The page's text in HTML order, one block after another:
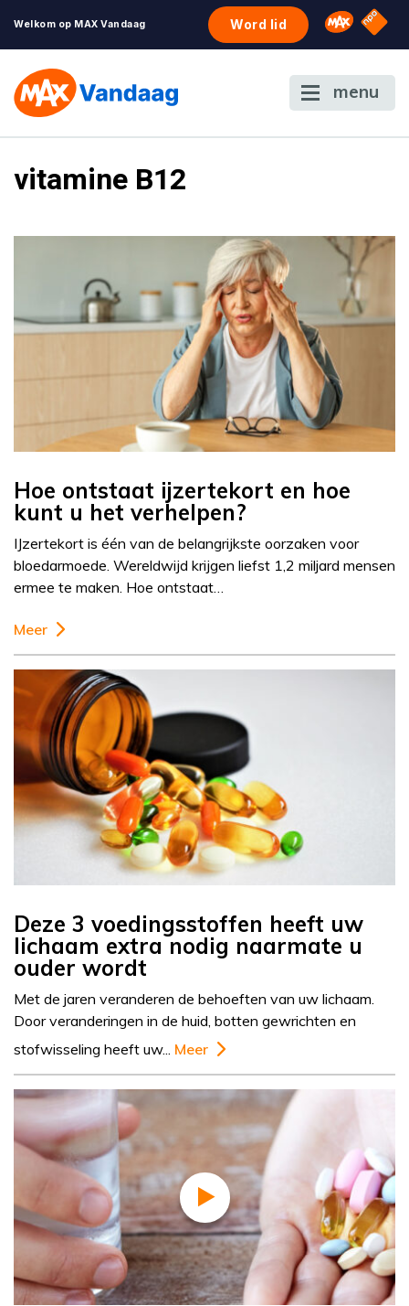
Welkom op MAX Vandaag Word lid Omroep
NPO
menu
vitamine B12
Hoe ontstaat ijzertekort en hoe
kunt u het verhelpen?
IJzertekort is één van de belangrijkste oorzaken voor
bloedarmoede. Wereldwijd krijgen liefst 1,2 miljard mensen
ermee te maken. Hoe ontstaat…
Meer
Deze 3 voedingsstoffen heeft uw
lichaam extra nodig naarmate u
ouder wordt
Met de jaren veranderen de behoeften van uw lichaam.
Door veranderingen in de huid, botten gewrichten en
stofwisseling heeft uw... Meer